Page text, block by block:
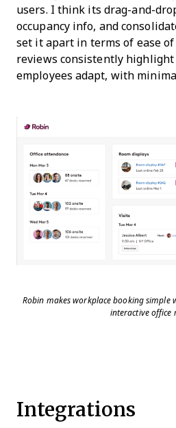
users. I think its drag-and-
occupancy info, and
set it apart in terms of ease of
reviews consistently highlight
employees adapt, with
Robin makes workplace booking
interactive office
Integrations